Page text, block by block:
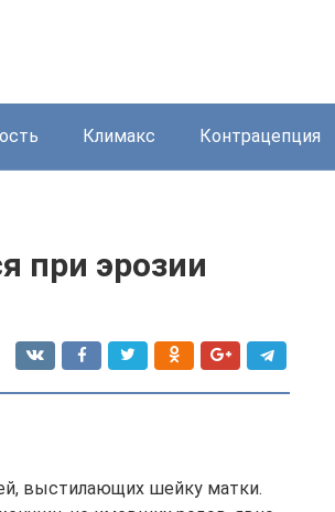
Климакс Контрацепция
при эрозии
выстилающих шейку матки.